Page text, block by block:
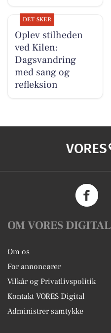
DET SKER
Oplev stilheden
ved Kilen:
Dagsvandring
med sang og
refleksion
VORES
OM VORES DIGITAL
Om os
For annoncører
Vilkår og Privatlivspolitik
Kontakt VORES Digital
Administrer samtykke